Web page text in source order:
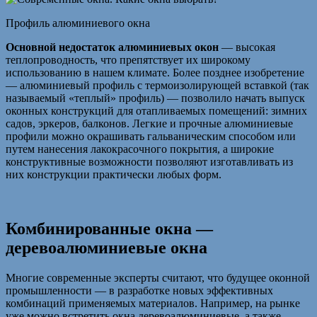
Профиль алюминиевого окна
Основной недостаток алюминиевых окон — высокая
теплопроводность, что препятствует их широкому
использованию в нашем климате. Более позднее изобретение
— алюминиевый профиль с термоизолирующей вставкой (так
называемый «теплый» профиль) — позволило начать выпуск
оконных конструкций для отапливаемых помещений: зимних
садов, эркеров, балконов. Легкие и прочные алюминиевые
профили можно окрашивать гальваническим способом или
путем нанесения лакокрасочного покрытия, а широкие
конструктивные возможности позволяют изготавливать из
них конструкции практически любых форм.
Комбинированные окна —
деревоалюминиевые окна
Многие современные эксперты считают, что будущее оконной
промышленности — в разработке новых эффективных
комбинаций применяемых материалов. Например, на рынке